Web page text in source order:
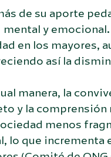
de su aporte
mental y
en los mayores,
así la
manera, la
y la
menos
lo que incrementa